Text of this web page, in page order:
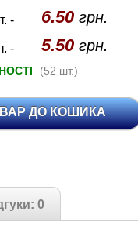
- 6.50грн.
- 5.50грн.
(52 шт.)
ДО КОШИКА
0